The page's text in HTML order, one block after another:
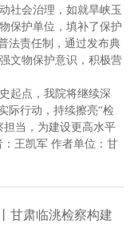
社会治理，如就旱峡玉
保护单位，填补了保护
法责任制，通过发布典
文物保护意识，积极营
起点，我院将继续深
际行动，持续擦亮“检
担当，为建设更高水平
王凯军 作者单位：甘
甘肃临洮检察构建